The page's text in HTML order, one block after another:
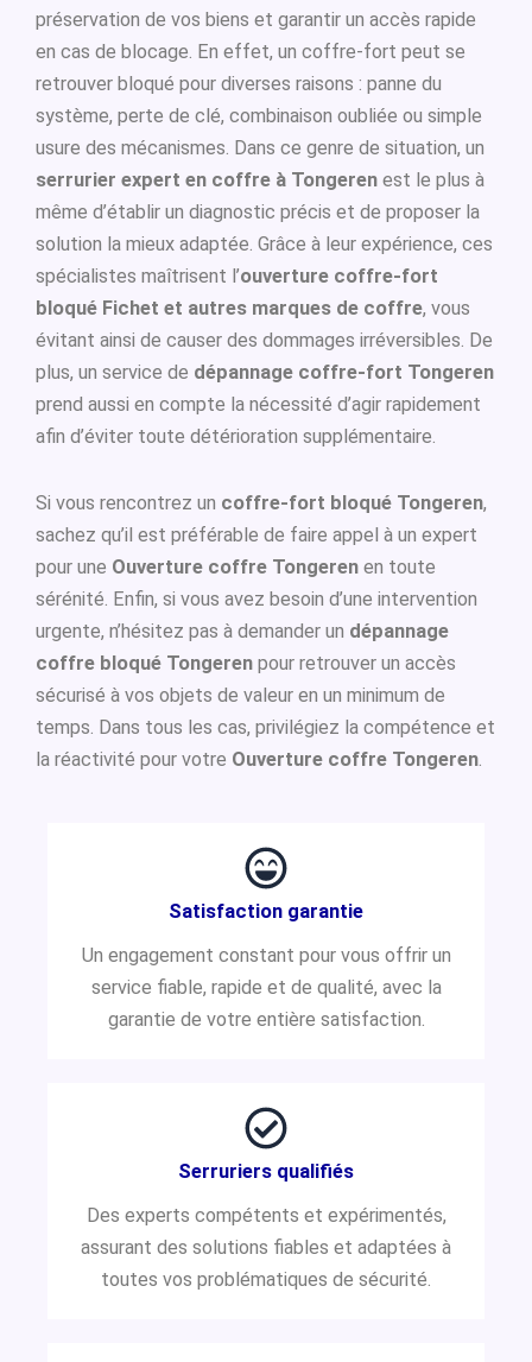
préservation de vos biens et garantir un accès rapide
en cas de blocage. En effet, un coffre-fort peut se
retrouver bloqué pour diverses raisons : panne du
système, perte de clé, combinaison oubliée ou simple
usure des mécanismes. Dans ce genre de situation, un
serrurier expert en coffre à Tongeren est le plus à
même d’établir un diagnostic précis et de proposer la
solution la mieux adaptée. Grâce à leur expérience, ces
spécialistes maîtrisent l’ouverture coffre-fort
bloqué Fichet et autres marques de coffre, vous
évitant ainsi de causer des dommages irréversibles. De
plus, un service de dépannage coffre-fort Tongeren
prend aussi en compte la nécessité d’agir rapidement
afin d’éviter toute détérioration supplémentaire.
Si vous rencontrez un coffre-fort bloqué Tongeren,
sachez qu’il est préférable de faire appel à un expert
pour une Ouverture coffre Tongeren en toute
sérénité. Enfin, si vous avez besoin d’une intervention
urgente, n’hésitez pas à demander un dépannage
coffre bloqué Tongeren pour retrouver un accès
sécurisé à vos objets de valeur en un minimum de
temps. Dans tous les cas, privilégiez la compétence et
la réactivité pour votre Ouverture coffre Tongeren.
Satisfaction garantie
Un engagement constant pour vous offrir un
service fiable, rapide et de qualité, avec la
garantie de votre entière satisfaction.
Serruriers qualifiés
Des experts compétents et expérimentés,
assurant des solutions fiables et adaptées à
toutes vos problématiques de sécurité.